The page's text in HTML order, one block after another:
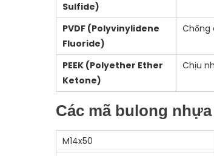
Sulfide)
PVDF (Polyvinylidene
Fluoride)
Chống
PEEK (Polyether Ether
Ketone)
Chịu
Các mã bulong
M14x50